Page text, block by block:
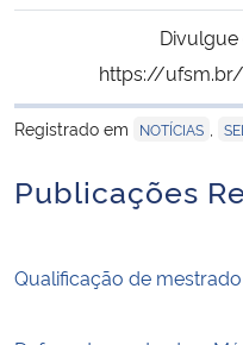
Ministério da Mulher, da Família e
Secretaria-Geral
Secretaria de Governo
https://
Registrado em
NOTÍCIAS
Publicações
Qualificação de